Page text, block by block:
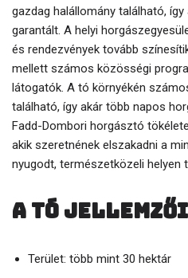
gazdag halállomány található,
garantált. A helyi
és rendezvények tovább
mellett számos közösségi
látogatók. A tó környékén
található, így akár több napos
Fadd-Dombori horgásztó
akik szeretnének elszakadni a
nyugodt, természetközeli helyen
A tó jellemzői
Terület: több mint 30 hektár